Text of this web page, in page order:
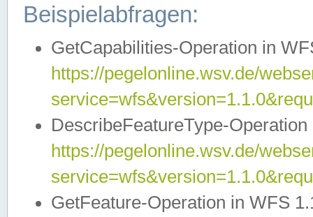
Beispielabfragen:
GetCapabilities-Operation in
https://pegelonline.wsv.de/
DescribeFeatureType-
https://pegelonline.wsv.de/
GetFeature-Operation in WFS